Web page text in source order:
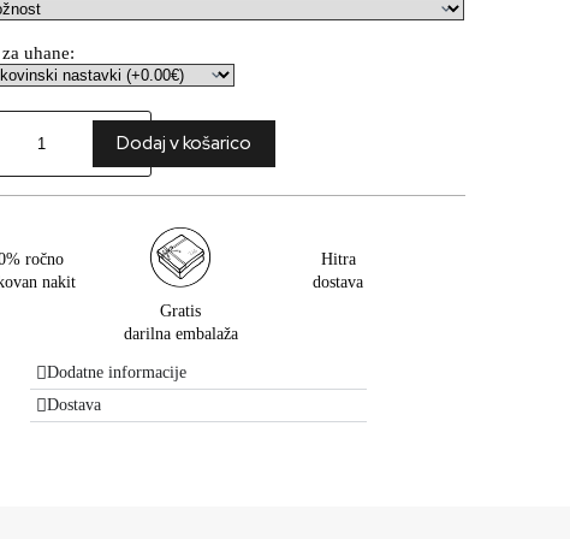
uhane:
Dodaj v košarico
ročno
nakit
Gratis
darilna embalaža
Hitra
dostava
Dodatne informacije
Dostava